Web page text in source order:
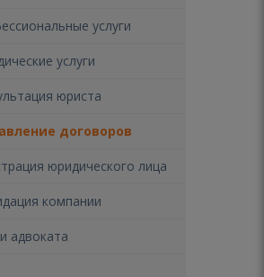
услуги
услуги
юриста
договоров
юридического лица
компании
адвоката